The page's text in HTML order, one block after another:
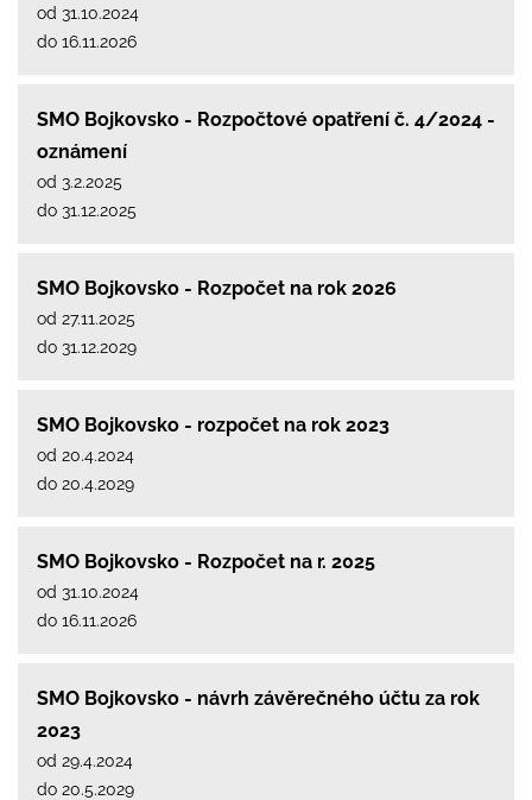
od 31.10.2024
do 16.11.2026
SMO Bojkovsko - Rozpočtové opatření č. 4/2024 -
oznámení
od 3.2.2025
do 31.12.2025
SMO Bojkovsko - Rozpočet na rok 2026
od 27.11.2025
do 31.12.2029
SMO Bojkovsko - rozpočet na rok 2023
od 20.4.2024
do 20.4.2029
SMO Bojkovsko - Rozpočet na r. 2025
od 31.10.2024
do 16.11.2026
SMO Bojkovsko - návrh závěrečného účtu za rok
2023
od 29.4.2024
do 20.5.2029